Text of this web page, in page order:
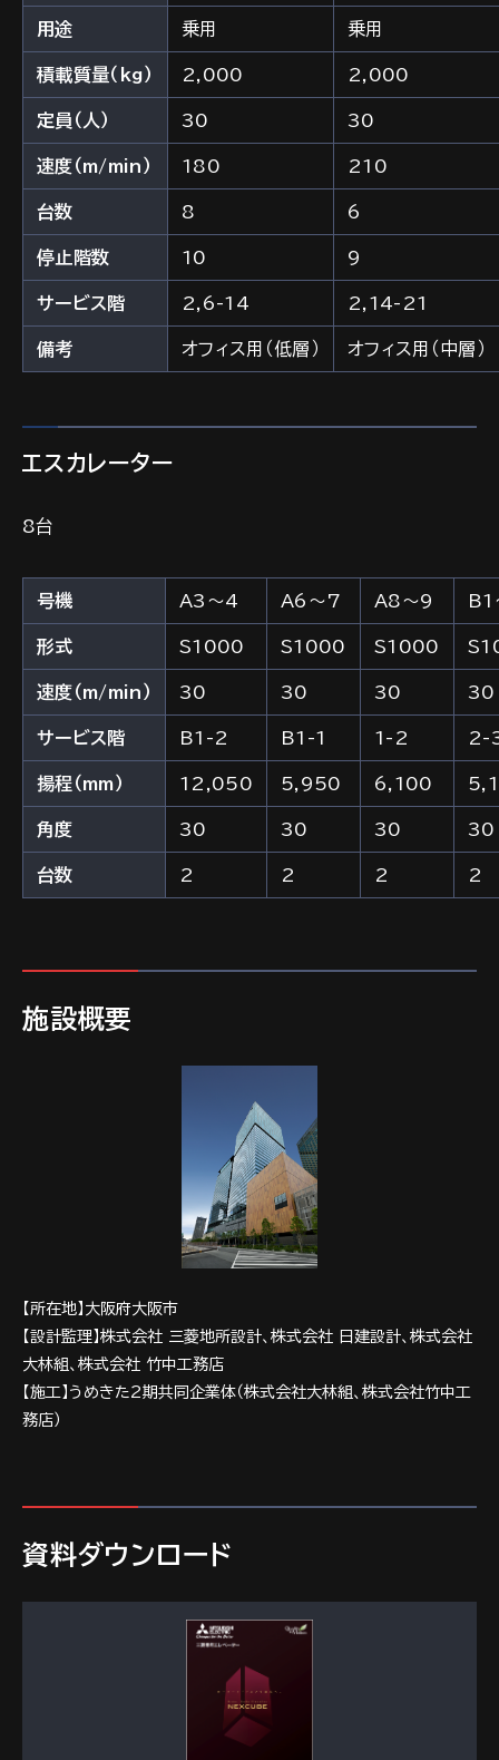
用途 乗用 乗用
積載質量（kg） 2,000 2,000
定員（人） 30 30
速度（m/min） 180 210
台数 8 6
停止階数 10 9
サービス階 2,6-14 2,14-21
備考 オフィス用（低層） オフィス用（中層）
エスカレーター
8台
号機 A3～4 A6～7 A8～9 B1
形式 S1000 S1000 S1000
速度（m/min） 30 30 30 30
サービス階 B1-2 B1-1 1-2 2-
揚程（mm） 12,050 5,950 6,100
角度 30 30 30 30
台数 2 2 2 2
施設概要
【所在地】大阪府大阪市
【設計監理】株式会社 三菱地所設計、株式会社 日建設計、株式会社
大林組、株式会社 竹中工務店
【施工】うめきた2期共同企業体（株式会社大林組、株式会社竹中工
務店）
資料ダウンロード